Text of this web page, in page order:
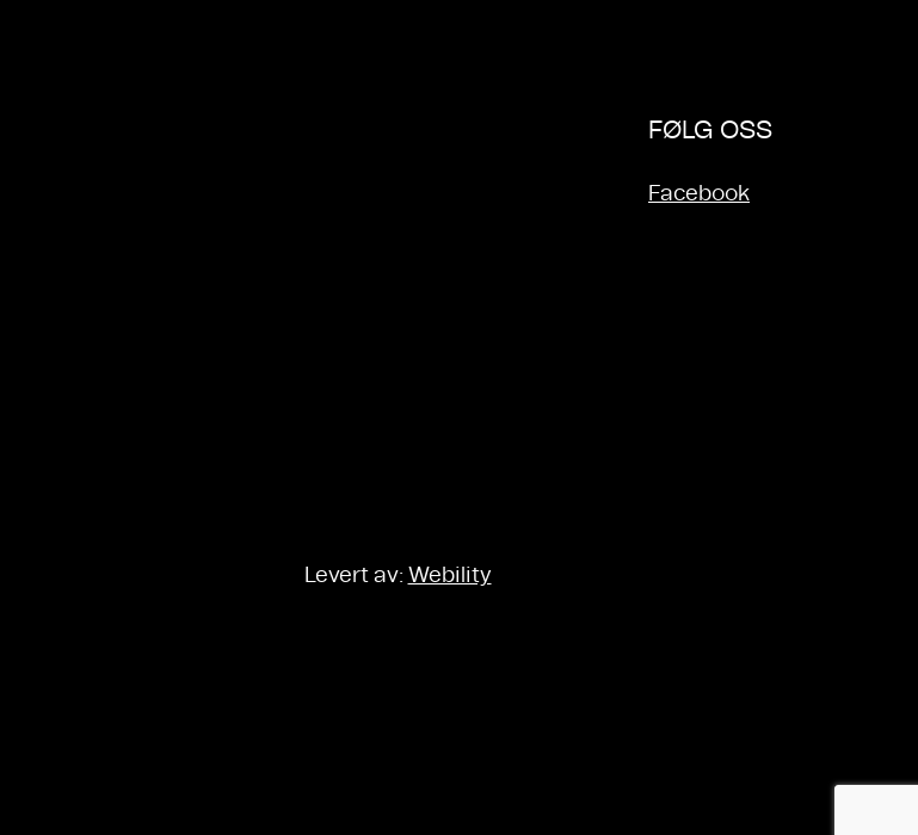
FØLG OSS
Facebook
Levert av: Webility